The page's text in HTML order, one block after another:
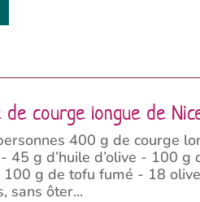
de courge longue de
400 g de courge
45 g d’huile d’olive - 100
g de tofu fumé - 18
sans ôter...